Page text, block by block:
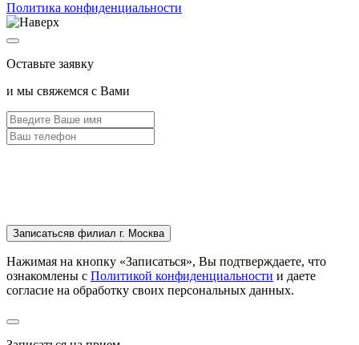
Политика конфиденциальности
Оставьте заявку
и мы свяжемся с Вами
Записатьсяв филиал г. Москва
Нажимая на кнопку «Записаться», Вы подтверждаете, что
ознакомлены с Политикой конфиденциальности и даете
согласие на обработку своих персональных данных.